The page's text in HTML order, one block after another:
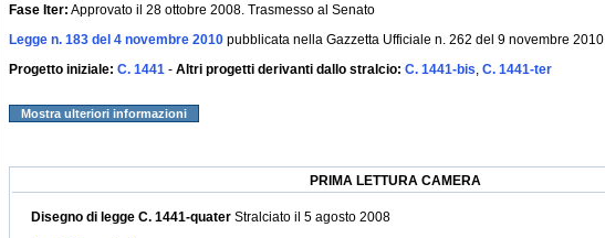
Fase Iter: Approvato il 28 ottobre 2008. Trasmesso al Senato
Legge n. 183 del 4 novembre 2010 pubblicata nella Gazzetta Ufficiale n. 262 del 9 novembre 2010
Progetto iniziale: C. 1441 - Altri progetti derivanti dallo stralcio: C. 1441-bis, C. 1441-ter
Mostra ulteriori informazioni
PRIMA LETTURA CAMERA
Disegno di legge C. 1441-quater Stralciato il 5 agosto 2008